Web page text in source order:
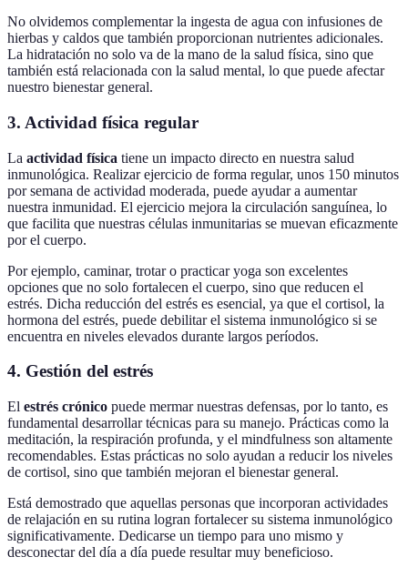
No olvidemos complementar la ingesta de agua con infusiones de
hierbas y caldos que también proporcionan nutrientes adicionales.
La hidratación no solo va de la mano de la salud física, sino que
también está relacionada con la salud mental, lo que puede afectar
nuestro bienestar general.
3. Actividad física regular
La actividad física tiene un impacto directo en nuestra salud
inmunológica. Realizar ejercicio de forma regular, unos 150 minutos
por semana de actividad moderada, puede ayudar a aumentar
nuestra inmunidad. El ejercicio mejora la circulación sanguínea, lo
que facilita que nuestras células inmunitarias se muevan eficazmente
por el cuerpo.
Por ejemplo, caminar, trotar o practicar yoga son excelentes
opciones que no solo fortalecen el cuerpo, sino que reducen el
estrés. Dicha reducción del estrés es esencial, ya que el cortisol, la
hormona del estrés, puede debilitar el sistema inmunológico si se
encuentra en niveles elevados durante largos períodos.
4. Gestión del estrés
El estrés crónico puede mermar nuestras defensas, por lo tanto, es
fundamental desarrollar técnicas para su manejo. Prácticas como la
meditación, la respiración profunda, y el mindfulness son altamente
recomendables. Estas prácticas no solo ayudan a reducir los niveles
de cortisol, sino que también mejoran el bienestar general.
Está demostrado que aquellas personas que incorporan actividades
de relajación en su rutina logran fortalecer su sistema inmunológico
significativamente. Dedicarse un tiempo para uno mismo y
desconectar del día a día puede resultar muy beneficioso.